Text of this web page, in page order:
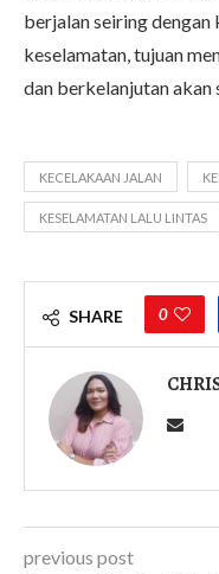
berjalan seiring dengan
keselamatan, tujuan
dan berkelanjutan akan
KECELAKAAN JALAN
KESELAMATAN LALU LINTAS
SHARE 0
previous post